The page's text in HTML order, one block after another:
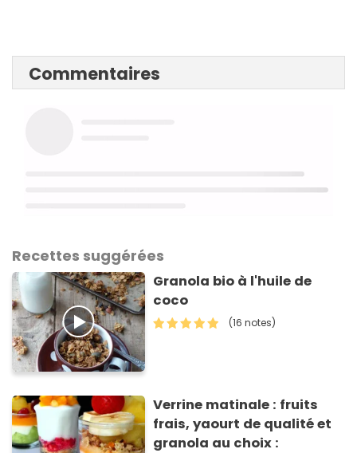
Commentaires
Recettes suggérées
Granola bio à l'huile de
coco
(16 notes)
Verrine matinale : fruits
frais, yaourt de qualité et
granola au choix :